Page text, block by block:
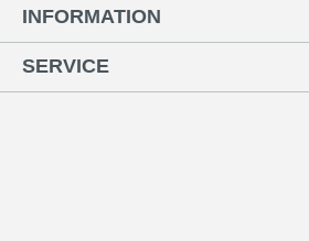
INFORMATION
SERVICE